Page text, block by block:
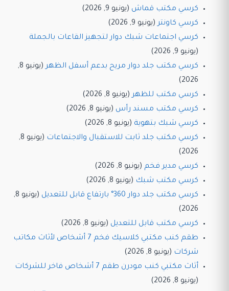
كرسي مكتب قماش (يونيو 9, 2026)
كرسي كاونتر (يونيو 9, 2026)
كرسي اجتماعات شبك دوار لتجهيز القاعات بالجملة
(يونيو 9, 2026)
كرسي مكتب جلد دوار مريح بدعم أسفل الظهر
(يونيو 8,
2026)
كرسي مكتب للظهر (يونيو 8, 2026)
كرسي مكتب مسند رأس (يونيو 8, 2026)
كرسي شبك بتهوية (يونيو 8, 2026)
كرسي مكتب جلد ثابت للاستقبال والاجتماعات
(يونيو 8,
2026)
كرسي مدير فخم (يونيو 8, 2026)
كرسي مكتب شبك (يونيو 8, 2026)
كرسي مكتب جلد دوار 360° بارتفاع قابل للتعديل
(يونيو 8,
2026)
كرسي مكتب قابل للتعديل (يونيو 8, 2026)
طقم كنب مكتبي كلاسيك فخم 7 أشخاص لأثاث مكاتب
شركات (يونيو 8, 2026)
أثاث مكتبي كنب مودرن طقم 7 أشخاص فاخر للشركات
(يونيو 8, 2026)